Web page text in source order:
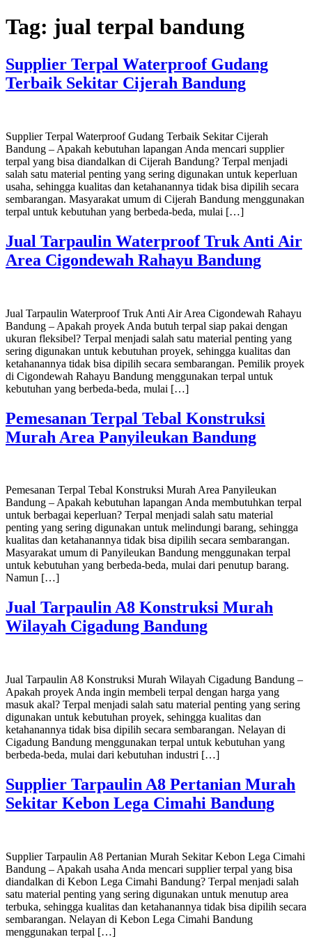
Tag: jual terpal bandung
Supplier Terpal Waterproof Gudang
Terbaik Sekitar Cijerah Bandung
Supplier Terpal Waterproof Gudang Terbaik Sekitar Cijerah
Bandung – Apakah kebutuhan lapangan Anda mencari supplier
terpal yang bisa diandalkan di Cijerah Bandung? Terpal menjadi
salah satu material penting yang sering digunakan untuk keperluan
usaha, sehingga kualitas dan ketahanannya tidak bisa dipilih secara
sembarangan. Masyarakat umum di Cijerah Bandung menggunakan
terpal untuk kebutuhan yang berbeda-beda, mulai […]
Jual Tarpaulin Waterproof Truk Anti Air
Area Cigondewah Rahayu Bandung
Jual Tarpaulin Waterproof Truk Anti Air Area Cigondewah Rahayu
Bandung – Apakah proyek Anda butuh terpal siap pakai dengan
ukuran fleksibel? Terpal menjadi salah satu material penting yang
sering digunakan untuk kebutuhan proyek, sehingga kualitas dan
ketahanannya tidak bisa dipilih secara sembarangan. Pemilik proyek
di Cigondewah Rahayu Bandung menggunakan terpal untuk
kebutuhan yang berbeda-beda, mulai […]
Pemesanan Terpal Tebal Konstruksi
Murah Area Panyileukan Bandung
Pemesanan Terpal Tebal Konstruksi Murah Area Panyileukan
Bandung – Apakah kebutuhan lapangan Anda membutuhkan terpal
untuk berbagai keperluan? Terpal menjadi salah satu material
penting yang sering digunakan untuk melindungi barang, sehingga
kualitas dan ketahanannya tidak bisa dipilih secara sembarangan.
Masyarakat umum di Panyileukan Bandung menggunakan terpal
untuk kebutuhan yang berbeda-beda, mulai dari penutup barang.
Namun […]
Jual Tarpaulin A8 Konstruksi Murah
Wilayah Cigadung Bandung
Jual Tarpaulin A8 Konstruksi Murah Wilayah Cigadung Bandung –
Apakah proyek Anda ingin membeli terpal dengan harga yang
masuk akal? Terpal menjadi salah satu material penting yang sering
digunakan untuk kebutuhan proyek, sehingga kualitas dan
ketahanannya tidak bisa dipilih secara sembarangan. Nelayan di
Cigadung Bandung menggunakan terpal untuk kebutuhan yang
berbeda-beda, mulai dari kebutuhan industri […]
Supplier Tarpaulin A8 Pertanian Murah
Sekitar Kebon Lega Cimahi Bandung
Supplier Tarpaulin A8 Pertanian Murah Sekitar Kebon Lega Cimahi
Bandung – Apakah usaha Anda mencari supplier terpal yang bisa
diandalkan di Kebon Lega Cimahi Bandung? Terpal menjadi salah
satu material penting yang sering digunakan untuk menutup area
terbuka, sehingga kualitas dan ketahanannya tidak bisa dipilih secara
sembarangan. Nelayan di Kebon Lega Cimahi Bandung
menggunakan terpal […]